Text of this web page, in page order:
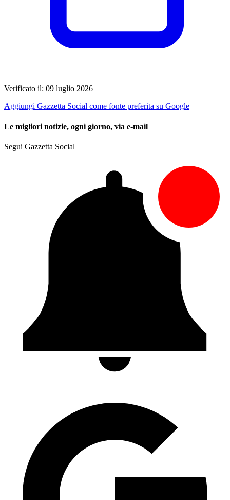
Verificato il: 09 luglio 2026
Aggiungi Gazzetta Social come fonte preferita su Google
Le migliori notizie, ogni giorno, via e-mail
Segui Gazzetta Social